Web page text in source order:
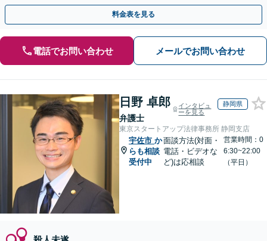
動を行います。
料金表を見る
電話でお問い合わせ メールでお問い合わせ
日野 卓郎
弁護士
インタビュ
ーを見る
静岡県
東京スタートアップ法律事務所 静岡支店
宇佐市 か
らも相談
受付中
面談方法(対面・
電話・ビデオな
ど)は応相談
営業時間：0
6:30~22:00
（平日）